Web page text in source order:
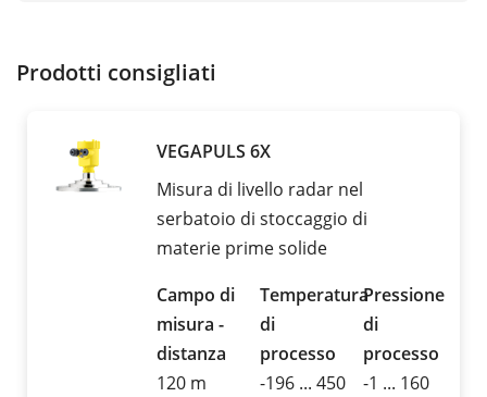
Prodotti consigliati
VEGAPULS 6X
Misura di livello radar nel
serbatoio di stoccaggio di
materie prime solide
Campo di
misura -
distanza
120 m
Temperatura
di
processo
-196 ... 450
Pressione
di
processo
-1 ... 160